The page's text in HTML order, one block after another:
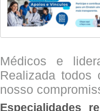
Médicos e
Realizada
nosso
Especialidades